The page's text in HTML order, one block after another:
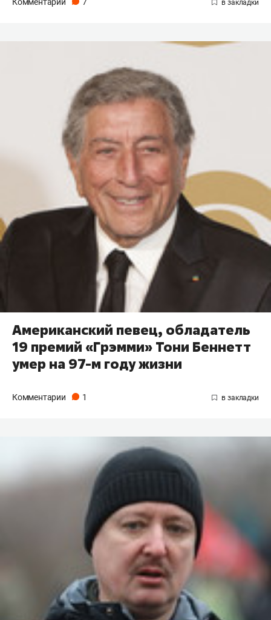
Американский певец, обладатель
19 премий «Грэмми» Тони Беннетт
умер на 97-м году жизни
Комментарии 1